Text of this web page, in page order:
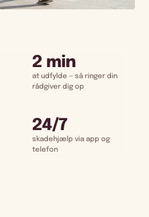
2 min
at udfylde — så ringer din
rådgiver dig op
24/7
skadehjælp via app og
telefon